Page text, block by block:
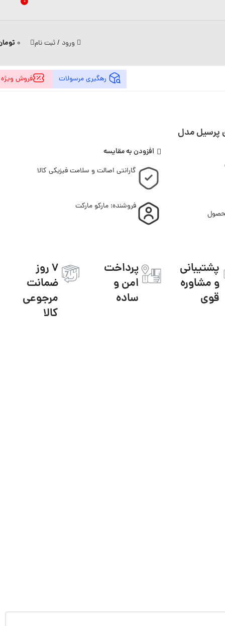
ورود / ثبت نام 0
رهگیری مرسولات فروش ویژه
2 عددی پرسیل مدل
افزودن به مقایسه
گارانتی اصالت و سلامت فیزیکی کالا
فروشنده: مارکو مارکت
پشتیبانی
و مشاوره
قوی
پرداخت
امن و
ساده
7 روز
ضمانت
مرجوعی
کالا